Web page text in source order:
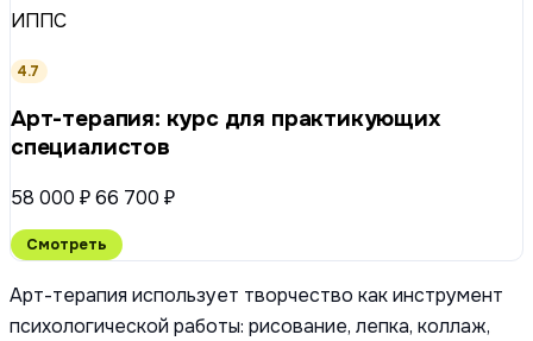
ИППС
4.7
Арт-терапия: курс для практикующих
специалистов
58 000 ₽66 700 ₽
Смотреть
Арт-терапия использует творчество как инструмент
психологической работы: рисование, лепка, коллаж,